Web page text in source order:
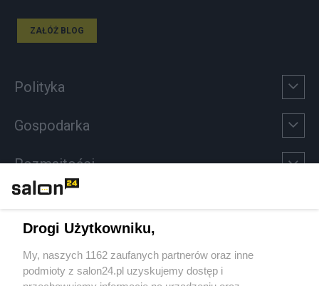
ZAŁÓŻ BLOG
Polityka
Gospodarka
Rozmaitości
Sport
Społeczeństwo
Drogi Użytkowniku,
My, naszych 1162 zaufanych partnerów oraz inne
podmioty z salon24.pl uzyskujemy dostęp i